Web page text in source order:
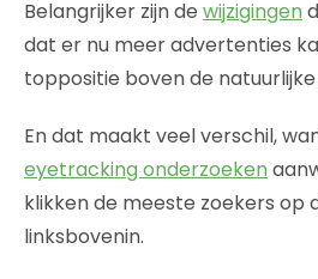
Belangrijker zijn de wijzigingen
dat er nu meer advertenties
toppositie boven de
En dat maakt veel verschil,
eyetracking onderzoeken
klikken de meeste zoekers op
linksbovenin.